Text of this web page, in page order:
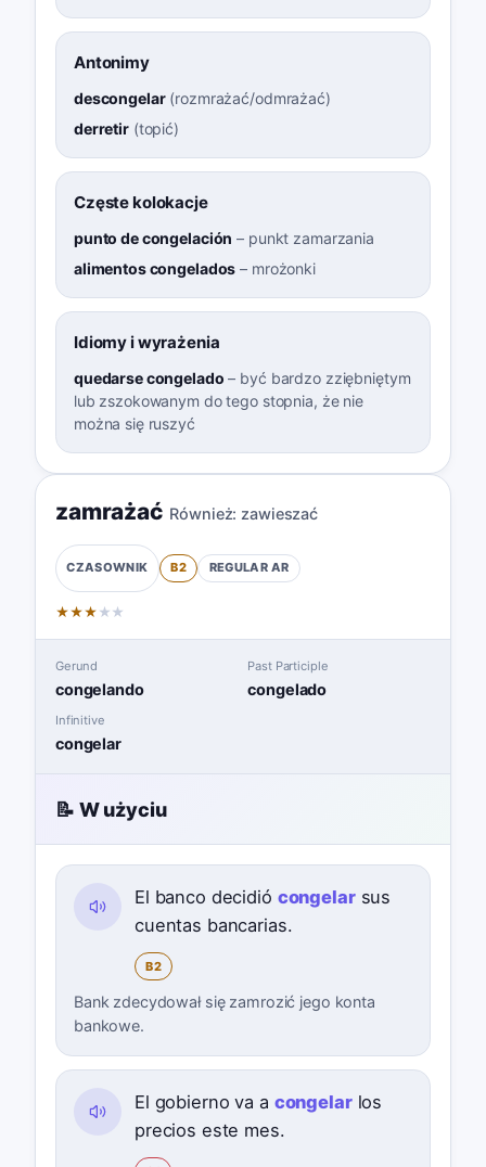
Antonimy
descongelar(rozmrażać/odmrażać)
derretir(topić)
Częste kolokacje
punto de congelación – punkt zamarzania
alimentos congelados – mrożonki
Idiomy i wyrażenia
quedarse congelado – być bardzo zziębniętym
lub zszokowanym do tego stopnia, że nie
można się ruszyć
zamrażać Również: zawieszać
CZASOWNIK B2 REGULAR AR
★★★ ★ ★
Gerund
congelando
Past Participle
congelado
Infinitive
congelar
📝 W użyciu
El banco decidió congelarsus
cuentas bancarias.
B2
Bank zdecydował się zamrozić jego konta
bankowe.
El gobierno va a congelarlos
precios este mes.